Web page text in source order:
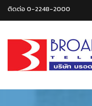
ติดต่อ 0-2248-2000
Thai